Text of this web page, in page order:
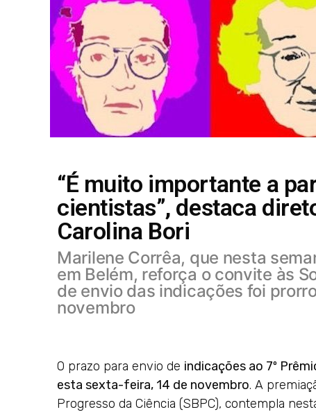
“É muito importante a
cientistas”, destaca
Carolina Bori
Marilene Corrêa, que nesta
em Belém, reforça o convite às
de envio das indicações foi
novembro
O prazo para envio de indicações ao 7º
esta sexta-feira, 14 de novembro. A
Progresso da Ciência (SBPC), contempla